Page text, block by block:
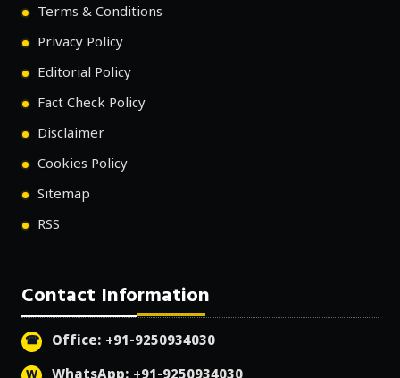
Terms & Conditions
Privacy Policy
Editorial Policy
Fact Check Policy
Disclaimer
Cookies Policy
Sitemap
RSS
Contact Information
Office: +91-9250934030